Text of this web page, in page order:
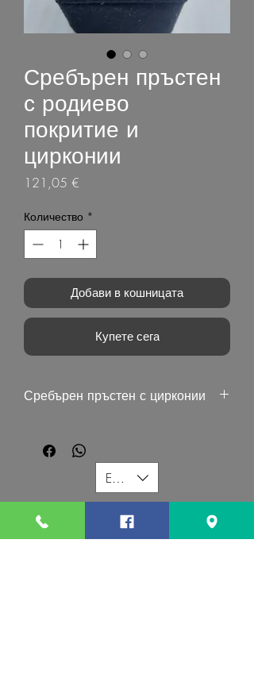
Сребърен пръстен
с родиево
покритие и
цирконии
121,05 €
Количество *
Добави в кошницата
Купете сега
Сребърен пръстен с цирконии
EUR (€)
G MART JEWELLERY